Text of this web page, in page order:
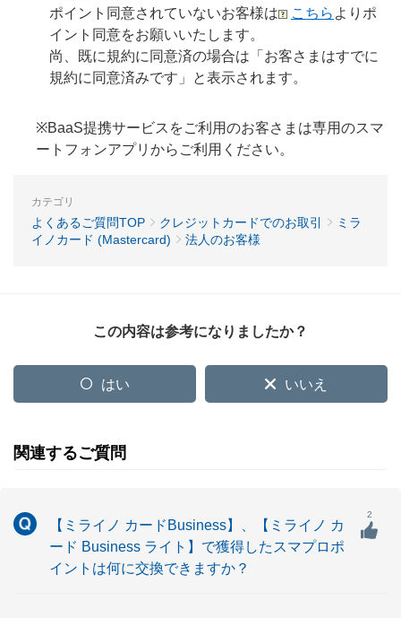
ポイント同意されていないお客様は
こちら よりポ
イント同意をお願いいたします。
尚、既に規約に同意済の場合は「お客さまはすでに
規約に同意済みです」と表示されます。
※BaaS提携サービスをご利用のお客さまは専用のスマ
ートフォンアプリからご利用ください。
カテゴリ
よくあるご質問TOP クレジットカードでのお取引
ミラ
イノカード (Mastercard)
法人のお客様
この内容は参考になりましたか？
はい いいえ
関連するご質問
【ミライノ カードBusiness】、【ミライノ カ
ード Business ライト】で獲得したスマプロポ
イントは何に交換できますか？
2